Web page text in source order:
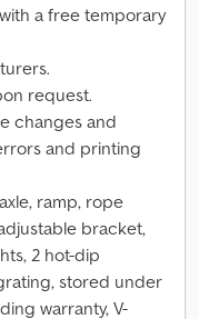
a free temporary
request.
changes and
and printing
ramp, rope
bracket,
2 hot-dip
stored under
warranty, V-